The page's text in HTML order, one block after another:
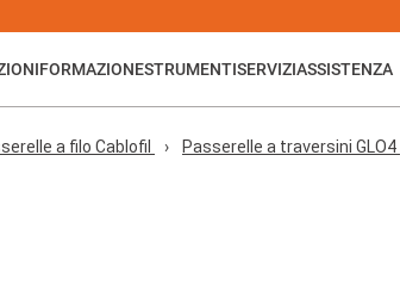
FORMAZIONESTRUMENTISERVIZIASSISTENZA
a filo Cablofil Passerelle a traversini GLO4